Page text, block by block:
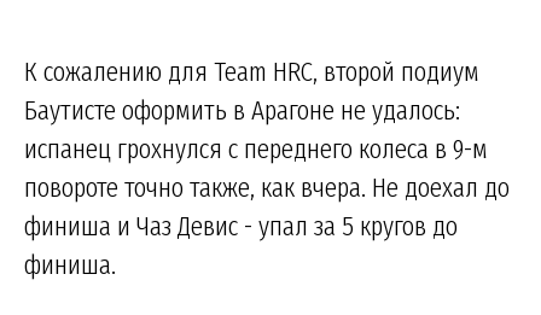
К сожалению для Team HRC, второй подиум
Баутисте оформить в Арагоне не удалось:
испанец грохнулся с переднего колеса в 9-м
повороте точно также, как вчера. Не доехал до
финиша и Чаз Девис - упал за 5 кругов до
финиша.